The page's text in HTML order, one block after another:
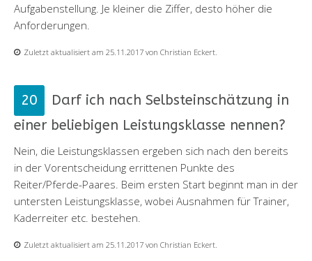
Aufgabenstellung. Je kleiner die Ziffer, desto höher die
Anforderungen.
Zuletzt aktualisiert am 25.11.2017 von Christian Eckert.
Darf ich nach Selbsteinschätzung in
einer beliebigen Leistungsklasse nennen?
Nein, die Leistungsklassen ergeben sich nach den bereits
in der Vorentscheidung errittenen Punkte des
Reiter/Pferde-Paares. Beim ersten Start beginnt man in der
untersten Leistungsklasse, wobei Ausnahmen für Trainer,
Kaderreiter etc. bestehen.
Zuletzt aktualisiert am 25.11.2017 von Christian Eckert.